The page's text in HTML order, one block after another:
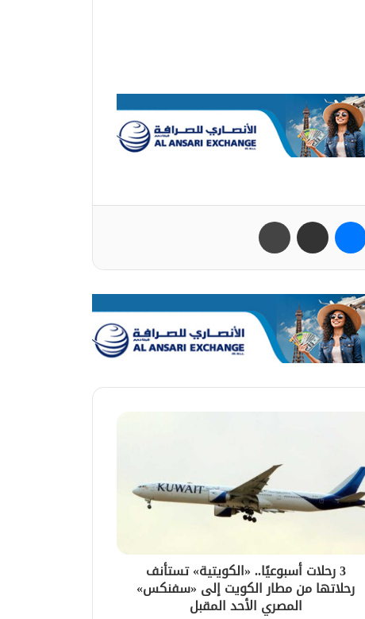
سكايب ماسنجر مشاركة عبر البريد
3 رحلات أسبوعيًا.. «الكويتية» تستأنف
رحلاتها من مطار الكويت إلى «سفنكس»
المصري الأحد المقبل